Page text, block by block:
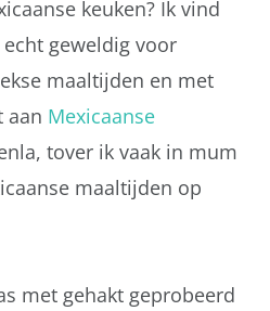
keuken? Ik vind
geweldig voor
maaltijden en met
aan Mexicaanse
tover ik vaak in mum
maaltijden op
met gehakt geprobeerd